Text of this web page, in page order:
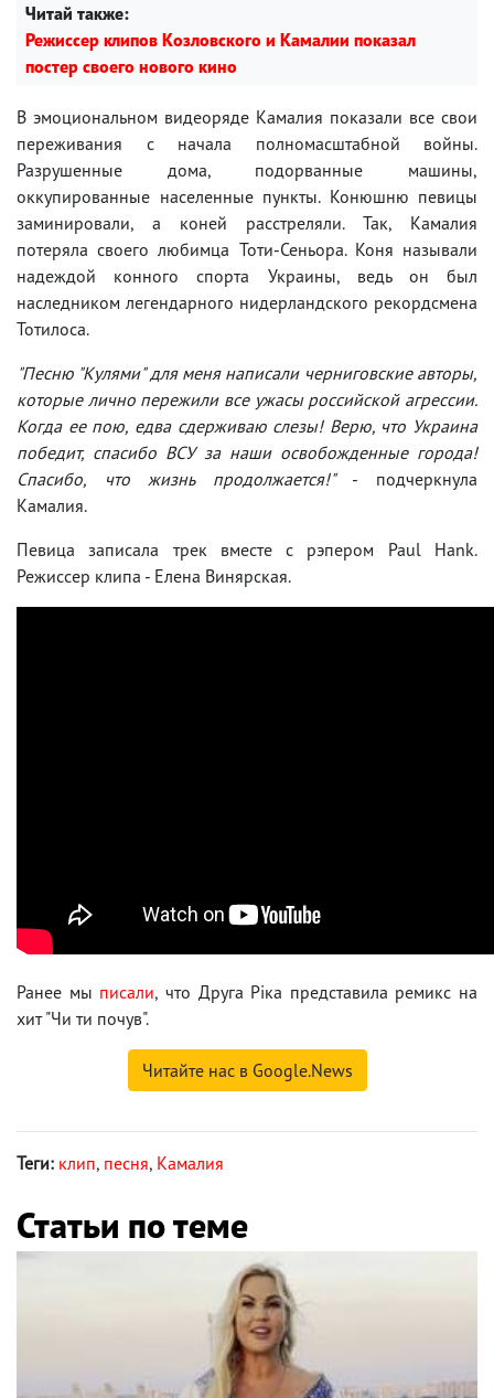
Читай также:
Режиссер клипов Козловского и Камалии показал
постер своего нового кино
В эмоциональном видеоряде Камалия показали все свои
переживания с начала полномасштабной войны.
Разрушенные дома, подорванные машины,
оккупированные населенные пункты. Конюшню певицы
заминировали, а коней расстреляли. Так, Камалия
потеряла своего любимца Тоти-Сеньора. Коня называли
надеждой конного спорта Украины, ведь он был
наследником легендарного нидерландского рекордсмена
Тотилоса.
"Песню "Кулями" для меня написали черниговские авторы,
которые лично пережили все ужасы российской агрессии.
Когда ее пою, едва сдерживаю слезы! Верю, что Украина
победит, спасибо ВСУ за наши освобожденные города!
Спасибо, что жизнь продолжается!" - подчеркнула
Камалия.
Певица записала трек вместе с рэпером Paul Hank.
Режиссер клипа - Елена Винярская.
Ранее мы писали, что Друга Ріка представила ремикс на
хит "Чи ти почув".
Читайте нас в Google.News
Теги: клип, песня, Камалия
Статьи по теме